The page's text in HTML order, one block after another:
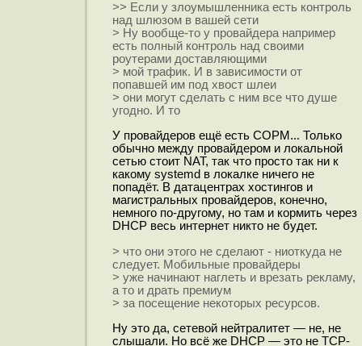
>> Если у злоумышленника есть контроль
над шлюзом в вашей сети
> Ну вообще-то у провайдера например
есть полный контроль над своими
роутерами доставляющими
> мой трафик. И в зависимости от
попавшей им под хвост шлеи
> они могут сделать с ним все что душе
угодно. И то
У провайдеров ещё есть СОРМ... Только
обычно между провайдером и локальной
сетью стоит NAT, так что просто так ни к
какому systemd в локалке ничего не
попадёт. В датацентрах хостингов и
магистральных провайдеров, конечно,
немного по-другому, но там и кормить через
DHCP весь интернет никто не будет.
> что они этого не сделают - ниоткуда не
следует. Мобильные провайдеры
> уже начинают наглеть и врезать рекламу,
а то и драть премиум
> за посещение некоторых ресурсов.
Ну это да, сетевой нейтралитет — не, не
слышали. Но всё же DHCP — это не TCP-